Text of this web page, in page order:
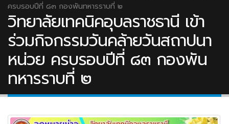
ครบรอบปีที่ ๘๓ กองพันทหารราบที่ ๒
วิทยาลัยเทคนิคอุบลราชธานี เข้า
ร่วมกิจกรรมวันคล้ายวันสถาปนา
หน่วย ครบรอบปีที่ ๘๓ กองพัน
ทหารราบที่ ๒